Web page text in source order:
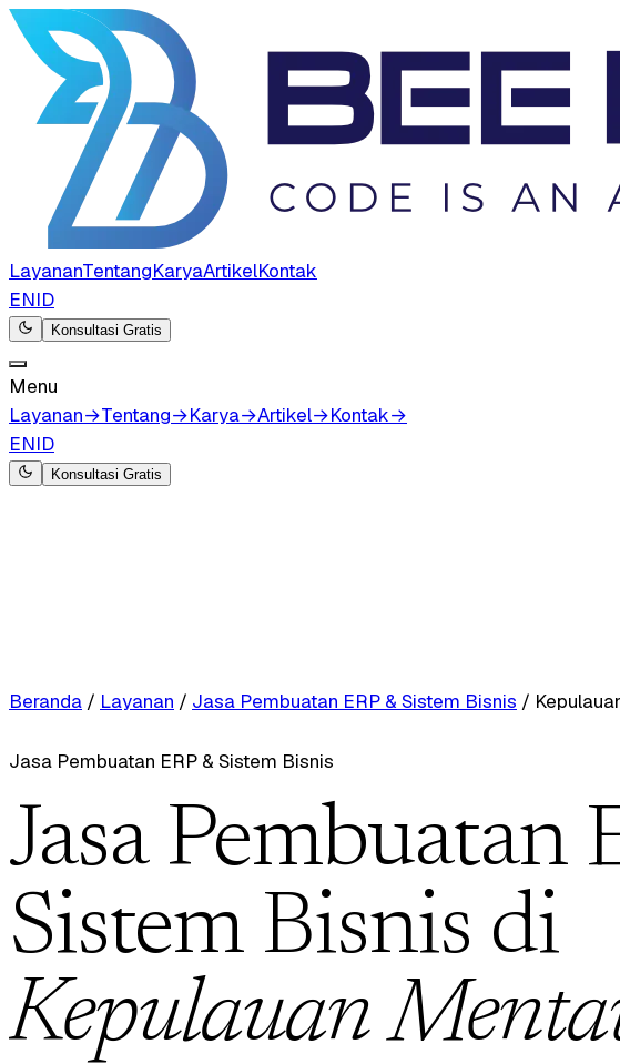
LayananTentangKaryaArtikelKontak
ENID
Konsultasi Gratis
Menu
Layanan→Tentang→Karya→Artikel→Kontak→
ENID
Konsultasi Gratis
Beranda / Layanan / Jasa Pembuatan ERP & Sistem Bisnis /
Jasa Pembuatan ERP & Sistem Bisnis
Jasa Pembuatan
Sistem Bisnis di
Kepulauan